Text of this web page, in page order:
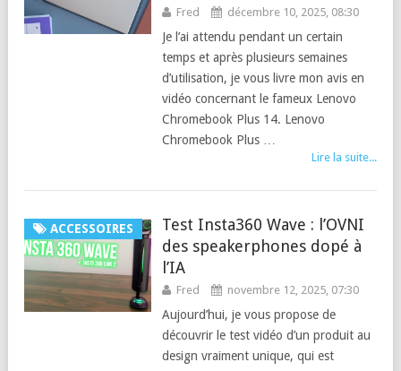
Fred décembre 10, 2025, 08:30
Je l’ai attendu pendant un certain
temps et après plusieurs semaines
d’utilisation, je vous livre mon avis en
vidéo concernant le fameux Lenovo
Chromebook Plus 14. Lenovo
Chromebook Plus …
Lire la suite...
ACCESSOIRES
Test Insta360 Wave : l’OVNI
des speakerphones dopé à
l’IA
Fred novembre 12, 2025, 07:30
Aujourd’hui, je vous propose de
découvrir le test vidéo d’un produit au
design vraiment unique, qui est